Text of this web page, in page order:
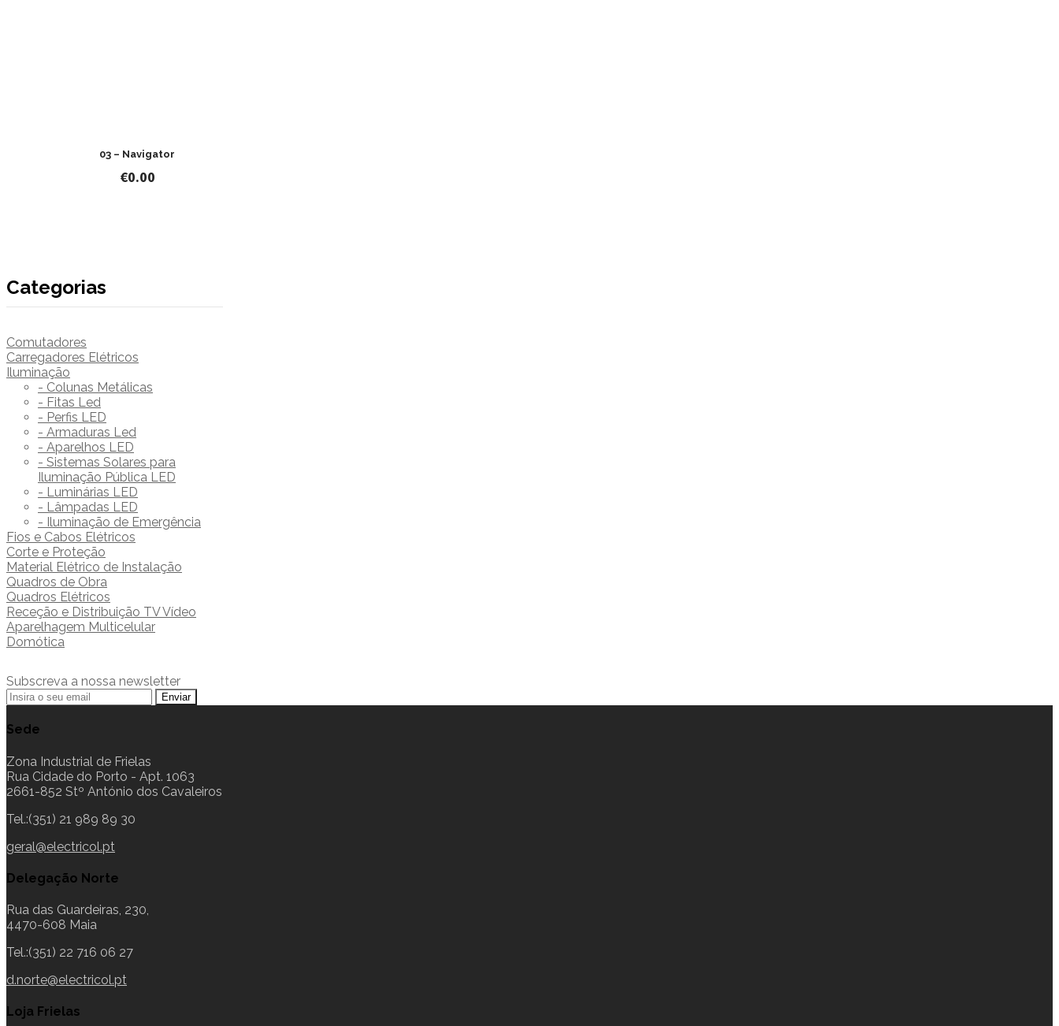
03 – Navigator
€0.00
Categorias
Comutadores
Carregadores Elétricos
Iluminação
- Colunas Metálicas
- Fitas Led
- Perfis LED
- Armaduras Led
- Aparelhos LED
- Sistemas Solares para
Iluminação Pública LED
- Luminárias LED
- Lâmpadas LED
- Iluminação de Emergência
Fios e Cabos Elétricos
Corte e Proteção
Material Elétrico de Instalação
Quadros de Obra
Quadros Elétricos
Receção e Distribuição TV Vídeo
Aparelhagem Multicelular
Domótica
Subscreva a nossa newsletter
Sede
Zona Industrial de Frielas
Rua Cidade do Porto - Apt. 1063
2661-852 Stº António dos Cavaleiros
Tel.:(351) 21 989 89 30
geral@electricol.pt
Delegação Norte
Rua das Guardeiras, 230,
4470-608 Maia
Tel.:(351) 22 716 06 27
d.norte@electricol.pt
Loja Frielas